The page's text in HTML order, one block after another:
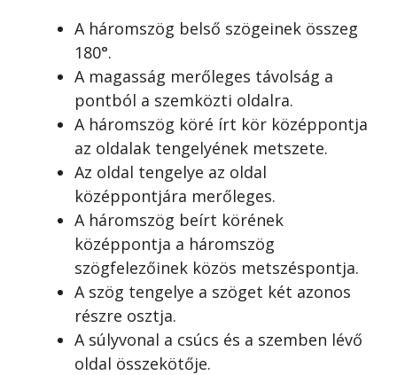
A háromszög belső szögeinek összeg
180°.
A magasság merőleges távolság a
pontból a szemközti oldalra.
A háromszög köré írt kör középpontja
az oldalak tengelyének metszete.
Az oldal tengelye az oldal
középpontjára merőleges.
A háromszög beírt körének
középpontja a háromszög
szögfelezőinek közös metszéspontja.
A szög tengelye a szöget két azonos
részre osztja.
A súlyvonal a csúcs és a szemben lévő
oldal összekötője.